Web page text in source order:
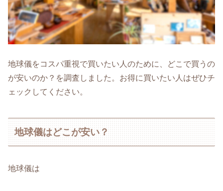
地球儀をコスパ重視で買いたい人のために、どこで買うの
が安いのか？を調査しました。お得に買いたい人はぜひチ
ェックしてください。
地球儀はどこが安い？
地球儀は